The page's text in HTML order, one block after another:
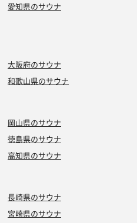
愛知県のサウナ
大阪府のサウナ
和歌山県のサウナ
岡山県のサウナ
徳島県のサウナ
高知県のサウナ
長崎県のサウナ
宮崎県のサウナ